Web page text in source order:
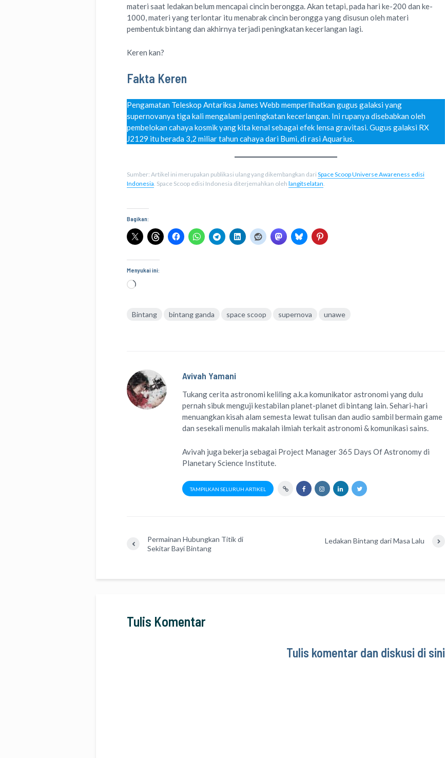
materi saat ledakan belum mencapai cincin berongga. Akan tetapi, pada hari ke-200 dan ke-
1000, materi yang terlontar itu menabrak cincin berongga yang disusun oleh materi
pembentuk bintang dan akhirnya terjadi peningkatan kecerlangan lagi.
Keren kan?
Fakta Keren
Pengamatan Teleskop Antariksa James Webb memperlihatkan gugus galaksi yang
supernovanya tiga kali mengalami peningkatan kecerlangan. Ini rupanya disebabkan oleh
pembelokan cahaya kosmik yang kita kenal sebagai efek lensa gravitasi. Gugus galaksi RX
J2129 itu berada 3,2 miliar tahun cahaya dari Bumi, di rasi Aquarius.
Sumber: Artikel ini merupakan publikasi ulang yang dikembangkan dari Space Scoop Universe Awareness edisi
Indonesia . Space Scoop edisi Indonesia diterjemahkan oleh langitselatan
Bagikan:
Menyukai ini:
Memuat...
Bintang bintang ganda space scoop supernova unawe
Avivah Yamani
Tukang cerita astronomi kelilinga.k.akomunikator astronomi yang dulu
pernah sibuk menguji kestabilan planet-planet di bintang lain. Sehari-hari
menuangkan kisah alam semesta lewattulisandanaudio sambil bermain game
dan sesekali menulismakalah ilmiah terkait astronomi &komunikasi sains.
Avivah juga bekerja sebagai Project Manager 365 Days Of Astronomydi
Planetary Science Institute
TAMPILKAN SELURUH ARTIKEL
Permainan Hubungkan Titik di
Sekitar Bayi Bintang
Ledakan Bintang dari Masa Lalu
Tulis Komentar
Tulis komentar dan diskusi di sini